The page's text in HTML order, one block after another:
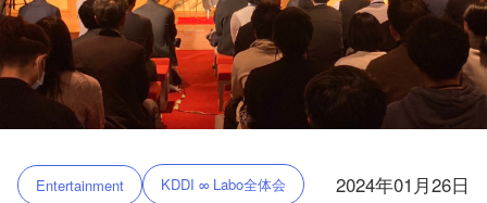
Entertainment KDDI ∞ Labo全体会 2024年01月26日